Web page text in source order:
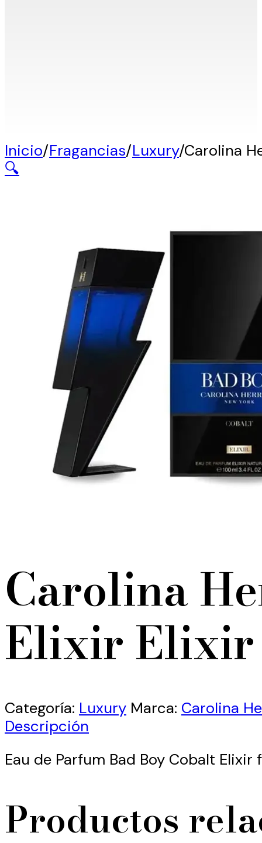
Inicio/Fragancias/Luxury/Carolina
🔍
Carolina
Elixir Elixir
Categoría: Luxury Marca: Carolina
Descripción
Eau de Parfum Bad Boy Cobalt Elixir
Productos